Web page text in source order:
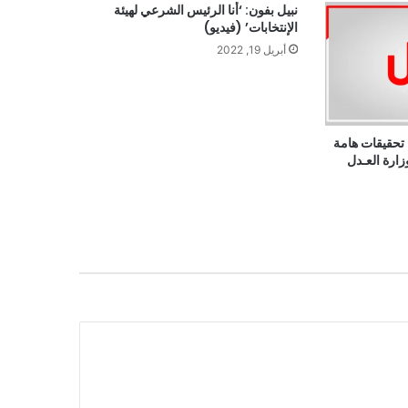
هامة
العـدل
نبيل بفون: ‘أنا الرئيس الشرعي لهيئة
الإنتخابات’ (فيديو)
أبريل 19, 2022